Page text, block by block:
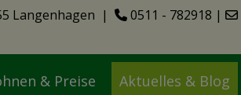
Langenhagen | 0511 - 782918 |
& Preise Aktuelles & Blog